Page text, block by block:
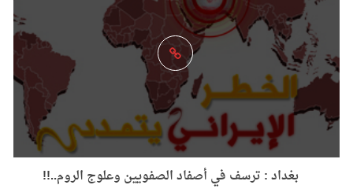
بغداد : ترسف في أصفاد الصفويين وعلوج الروم..!!